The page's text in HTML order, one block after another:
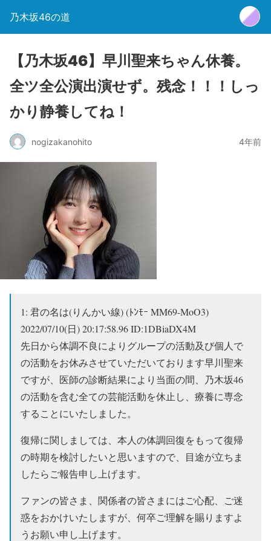
乃木坂46の道
【乃木坂46】早川聖来ちゃん休養。
全ツ全公演出演せず。残念！！！しっ
かり静養してね！
nogizakanohito 4年前
1: 君の名は(りんかい線) (ﾄﾝﾓｰ MM69-MoO3)
2022/07/10(日) 20:17:58.96 ID:1DBiaDX4M
先日から体調不良によりグループの活動及び個人で
の活動をお休みさせていただいております早川聖来
ですが、医師の診断結果により当面の間、乃木坂46
の活動を含む全ての芸能活動を休止し、療養に専念
することにいたしました。
復帰に関しましては、本人の体調回復をもって復帰
の時期を検討したいと思いますので、目途が立ちま
したらご報告申し上げます。
ファンの皆さま、関係者の皆さまにはご心配、ご迷
惑をおかけいたしますが、何卒ご理解を賜りますよ
うお願い申し上げます。